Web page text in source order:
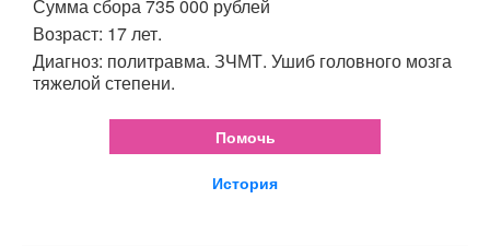
Сумма сбора 735 000 рублей
Возраст: 17 лет.
Диагноз: политравма. ЗЧМТ. Ушиб головного мозга
тяжелой степени.
Помочь
История